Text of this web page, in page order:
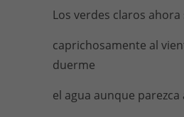
Los verdes claros ahora
caprichosamente al
duerme
el agua aunque